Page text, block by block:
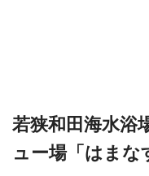
若狭和田海水浴
ュー場「はまな